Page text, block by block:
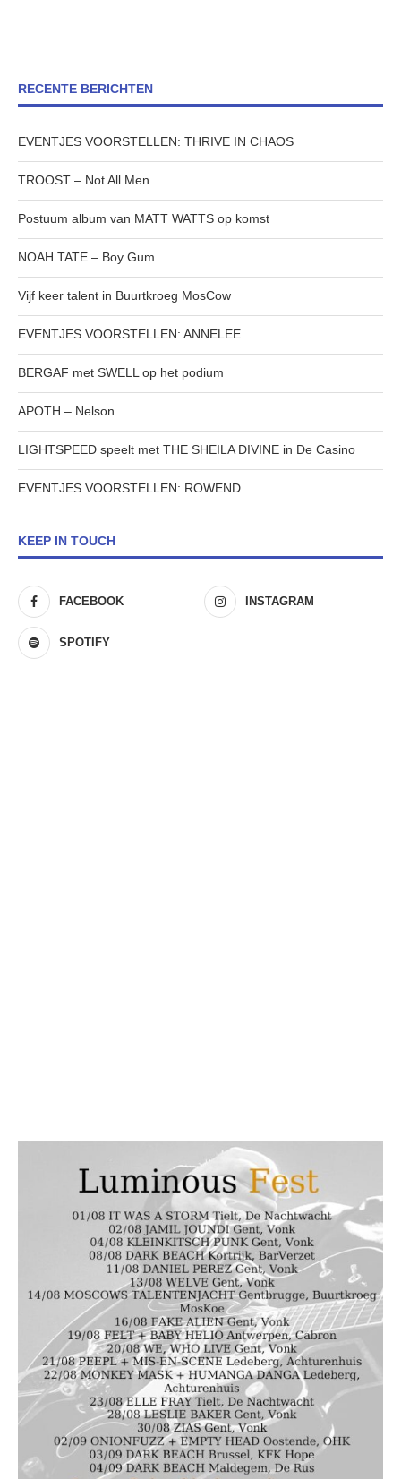
RECENTE BERICHTEN
EVENTJES VOORSTELLEN: THRIVE IN CHAOS
TROOST – Not All Men
Postuum album van MATT WATTS op komst
NOAH TATE – Boy Gum
Vijf keer talent in Buurtkroeg MosCow
EVENTJES VOORSTELLEN: ANNELEE
BERGAF met SWELL op het podium
APOTH – Nelson
LIGHTSPEED speelt met THE SHEILA DIVINE in De Casino
EVENTJES VOORSTELLEN: ROWEND
KEEP IN TOUCH
FACEBOOK INSTAGRAM
SPOTIFY